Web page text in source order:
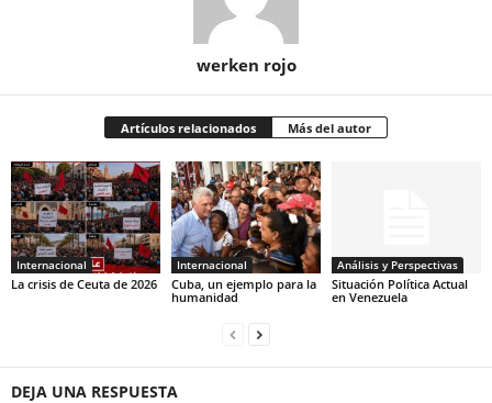
werken rojo
Artículos relacionados Más del autor
Internacional
La crisis de Ceuta de 2026
Internacional
Cuba, un ejemplo para la
humanidad
Análisis y Perspectivas
Situación Política Actual
en Venezuela
DEJA UNA RESPUESTA